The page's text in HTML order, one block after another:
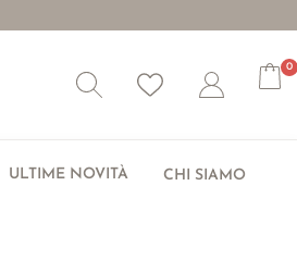
Wishlist Account
0
ULTIME NOVITÀ CHI SIAMO